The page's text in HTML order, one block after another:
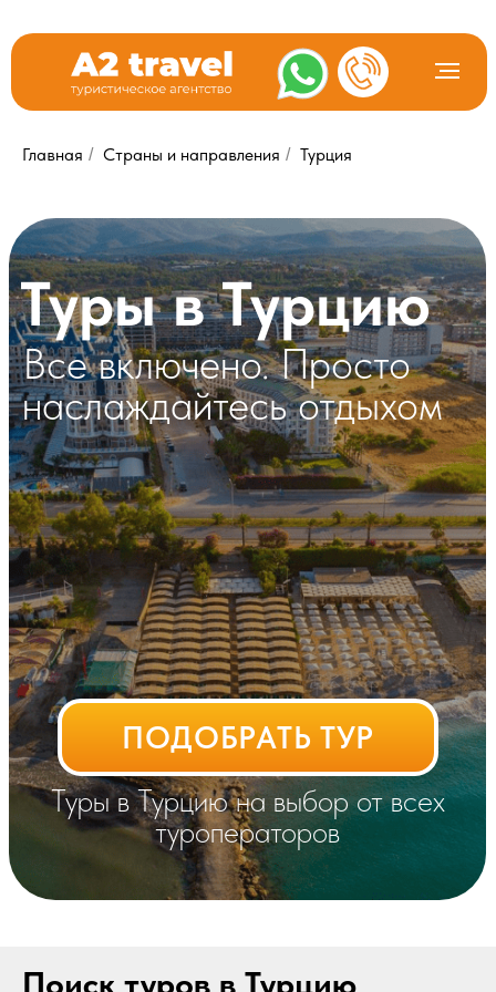
Главная / Страны и направления / Турция
ПОДОБРАТЬ ТУР
Туры в Турцию
Все включено. Просто
наслаждайтесь отдыхом
Туры в Турцию на выбор от всех
туроператоров
Поиск туров в Турцию